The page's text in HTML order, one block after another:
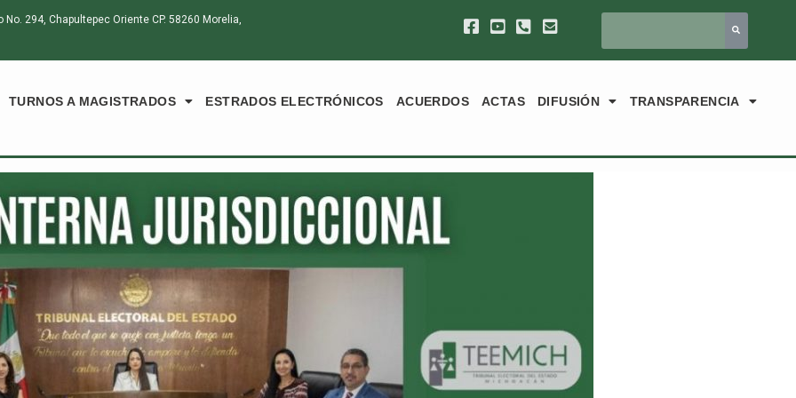
294, Chapultepec Oriente CP. 58260 Morelia,
TURNOS A MAGISTRADOS ESTRADOS ELECTRÓNICOS ACUERDOS ACTAS DIFUSIÓN TRANSPARENCIA